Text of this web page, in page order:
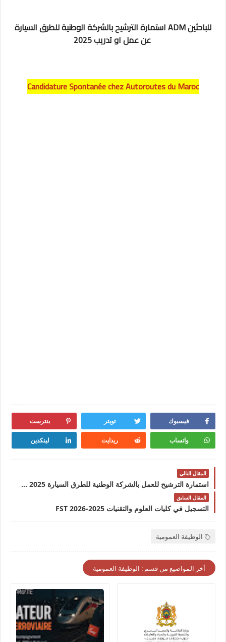
استمارة الترشيح بالشركة الوطنية للطرق السيارة ADM للباحثين
عن عمل او تدريب 2025
Candidature Spontanée chez Autoroutes du Maroc
فيسبوك تويتر بنترست
واتساب ريدايت لينكدين
المقال التالي
استمارة الترشيح للعمل بالشركة الوطنية للطرق السيارة ADM 2025
المقال السابق
التسجيل في كليات العلوم والتقنيات 2025-2026 FST
الوظيفة العمومية
أخر المواضيع من قسم : الوظيفة العمومية